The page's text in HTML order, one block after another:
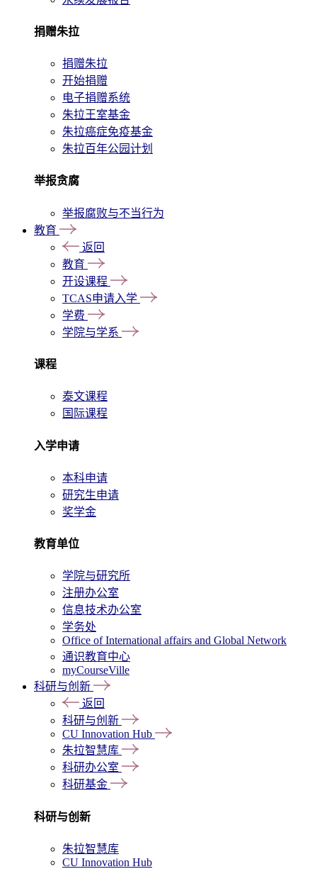
捐赠朱拉
捐赠朱拉
开始捐赠
电子捐赠系统
朱拉王室基金
朱拉癌症免疫基金
朱拉百年公园计划
举报贪腐
举报腐败与不当行为
教育
返回
教育
开设课程
TCAS申请入学
学费
学院与学系
课程
泰文课程
国际课程
入学申请
本科申请
研究生申请
奖学金
教育单位
学院与研究所
注册办公室
信息技术办公室
学务处
Office of International affairs and Global Network
通识教育中心
myCourseVille
科研与创新
返回
科研与创新
CU Innovation Hub
朱拉智慧库
科研办公室
科研基金
科研与创新
朱拉智慧库
CU Innovation Hub